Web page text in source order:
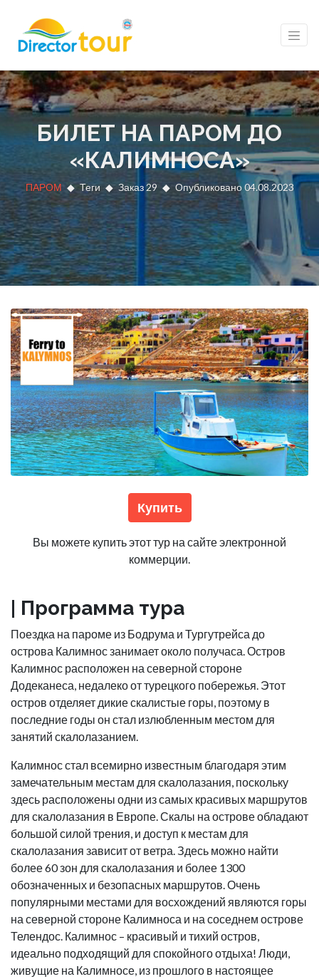
БИЛЕТ НА ПАРОМ ДО
«КАЛИМНОСА»
ПАРОМ Теги Заказ 29 Опубликовано 04.08.2023
Купить
Вы можете купить этот тур на сайте электронной
коммерции.
| Программа тура
Поездка на пароме из Бодрума и Тургутрейса до
острова Калимнос занимает около получаса. Остров
Калимнос расположен на северной стороне
Додеканеса, недалеко от турецкого побережья. Этот
остров отделяет дикие скалистые горы, поэтому в
последние годы он стал излюбленным местом для
занятий скалолазанием.
Калимнос стал всемирно известным благодаря этим
замечательным местам для скалолазания, поскольку
здесь расположены одни из самых красивых маршрутов
для скалолазания в Европе. Скалы на острове обладают
большой силой трения, и доступ к местам для
скалолазания зависит от ветра. Здесь можно найти
более 60 зон для скалолазания и более 1300
обозначенных и безопасных маршрутов. Очень
популярными местами для восхождений являются горы
на северной стороне Калимноса и на соседнем острове
Телендос. Калимнос – красивый и тихий остров,
идеально подходящий для спокойного отдыха! Люди,
живущие на Калимносе, из прошлого в настоящее